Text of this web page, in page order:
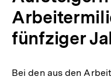
fünfziger
Bei den aus den